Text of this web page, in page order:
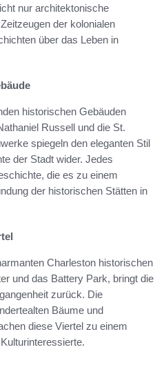
nur architektonische
der kolonialen
über das Leben in
historischen Gebäuden
Russell und die St.
spiegeln den eleganten Stil
der Stadt wider. Jedes
die es zu einem
der historischen Stätten in
Charleston historischen
und das Battery Park, bringt die
zurück. Die
Bäume und
diese Viertel zu einem